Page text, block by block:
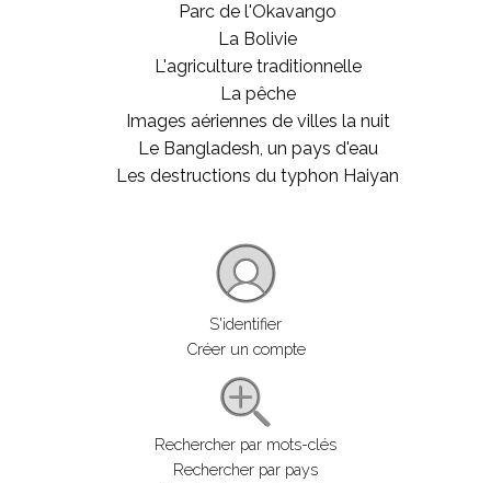
Parc de l'Okavango
La Bolivie
L'agriculture traditionnelle
La pêche
Images aériennes de villes la nuit
Le Bangladesh, un pays d'eau
Les destructions du typhon Haiyan
S'identifier
Créer un compte
Rechercher par mots-clés
Rechercher par pays